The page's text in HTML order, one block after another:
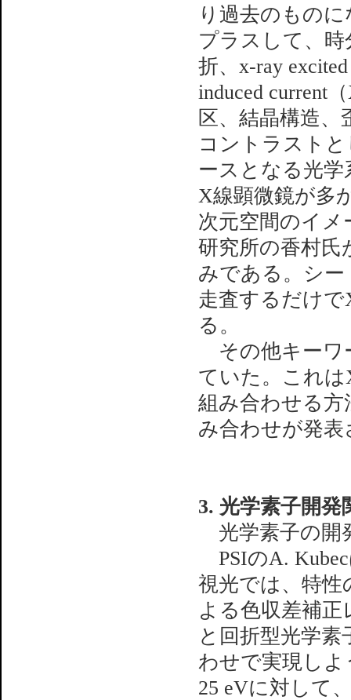
り過去のもの
プラスして、
折、x-ray
induced current
区、結晶構造
コントラスト
ースとなる光
X線顕微鏡が多
次元空間のイ
研究所の香村氏
みである。シ
走査するだけで
る。
その他キーワ
ていた。これ
組み合わせる方
み合わせが発
3. 光学素子開発
光学素子の開
PSIのA.
視光では、特
よる色収差補
と回折型光学素
わせで実現し
25 eVに対して